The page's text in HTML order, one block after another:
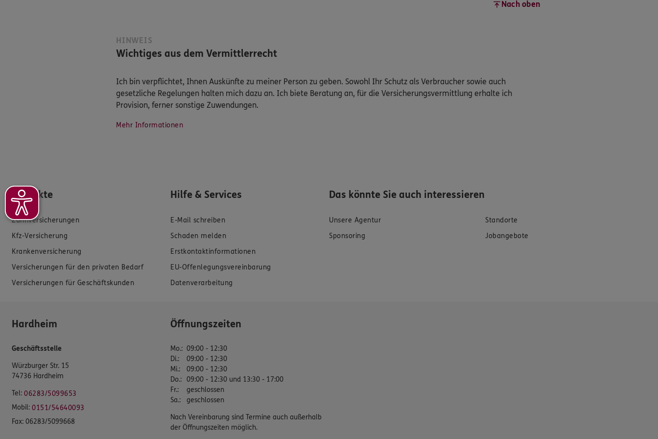
Nach oben
HINWEIS
Wichtiges aus dem Vermittlerrecht
Ich bin verpflichtet, Ihnen Auskünfte zu meiner Person zu geben. Sowohl Ihr Schutz als Verbraucher sowie auch
gesetzliche Regelungen halten mich dazu an. Ich biete Beratung an, für die Versicherungsvermittlung erhalte ich
Provision, ferner sonstige Zuwendungen.
Mehr Informationen
Produkte
Zahnversicherungen
Kfz-Versicherung
Krankenversicherung
Versicherungen für den privaten Bedarf
Versicherungen für Geschäftskunden
Hilfe & Services
E-Mail schreiben
Schaden melden
Erstkontaktinformationen
EU-Offenlegungsvereinbarung
Datenverarbeitung
Das könnte Sie auch interessieren
Unsere Agentur
Standorte
Sponsoring
Jobangebote
Hardheim
Geschäftsstelle
Würzburger Str. 15
74736 Hardheim
Tel: 06283/5099653
Mobil: 0151/54640093
Fax: 06283/5099668
Öffnungszeiten
Mo.: 09:00 - 12:30
Di.:
09:00 - 12:30
Mi.:
09:00 - 12:30
Do.: 09:00 - 12:30 und 13:30 - 17:00
Fr.:
geschlossen
Sa.: geschlossen
Nach Vereinbarung sind Termine auch außerhalb
der Öffnungszeiten möglich.